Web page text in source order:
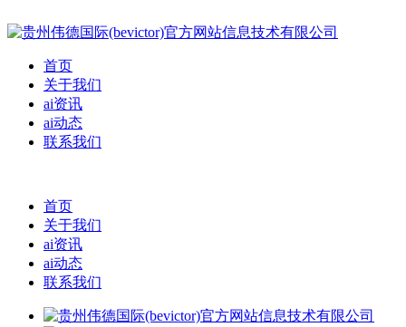
首页
关于我们
ai资讯
ai动态
联系我们
首页
关于我们
ai资讯
ai动态
联系我们